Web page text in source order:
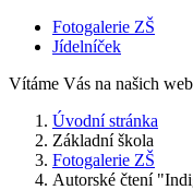
Fotogalerie ZŠ
Jídelníček
Vítáme Vás na našich
Úvodní stránka
Základní škola
Fotogalerie ZŠ
Autorské čtení